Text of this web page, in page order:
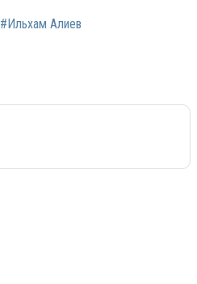
#Ильхам Алиев